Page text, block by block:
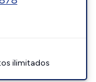
ilimitados